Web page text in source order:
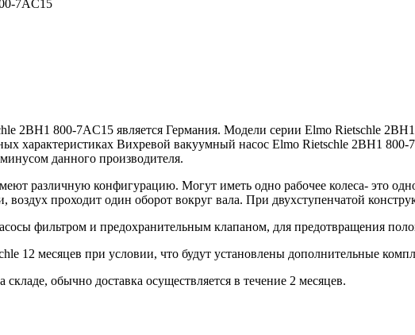
2BH1 800-7AC15 является Германия. Модели серии Elmo Rietschle
характеристиках Вихревой вакуумный насос Elmo Rietschle 2BH1
данного производителя.
различную конфигурацию. Могут иметь одно рабочее колеса- это
проходит один оборот вокруг вала. При двухступенчатой
фильтром и предохранительным клапаном, для предотвращения
12 месяцев при условии, что будут установлены дополнительные
обычно доставка осуществляется в течение 2 месяцев.